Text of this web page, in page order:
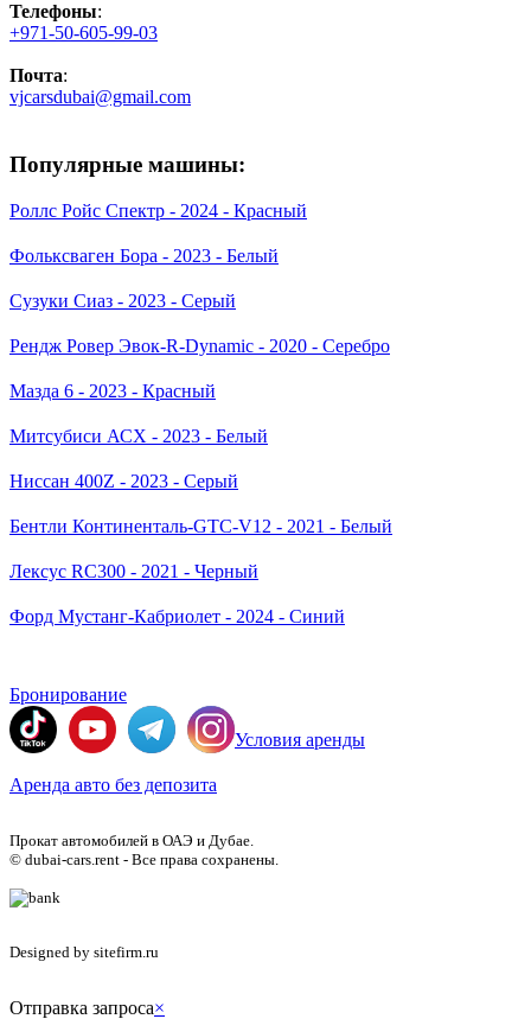
Телефоны:
+971-50-605-99-03
Почта:
vjcarsdubai@gmail.com
Популярные машины:
Роллс Ройс Спектр - 2024 - Красный
Фольксваген Бора - 2023 - Белый
Сузуки Сиаз - 2023 - Серый
Рендж Ровер Эвок-R-Dynamic - 2020 - Серебро
Мазда 6 - 2023 - Красный
Митсубиси АСХ - 2023 - Белый
Ниссан 400Z - 2023 - Серый
Бентли Континенталь-GTC-V12 - 2021 - Белый
Лексус RC300 - 2021 - Черный
Форд Мустанг-Кабриолет - 2024 - Синий
Бронирование
Условия аренды
Аренда авто без депозита
Прокат автомобилей в ОАЭ и Дубае.
© dubai-cars.rent - Все права сохранены.
Designed by sitefirm.ru
Отправка запроса×